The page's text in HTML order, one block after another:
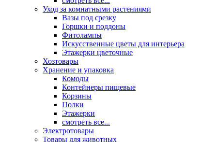
Уход за комнатными растениями
Вазы под срезку
Горшки и поддоны
Фитолампы
Искусственные цветы для интерьера
Этажерки цветочные
Хозтовары
Хранение и упаковка
Комоды
Контейнеры пищевые
Корзины
Полки
Этажерки
смотреть все...
Электротовары
Товары для животных